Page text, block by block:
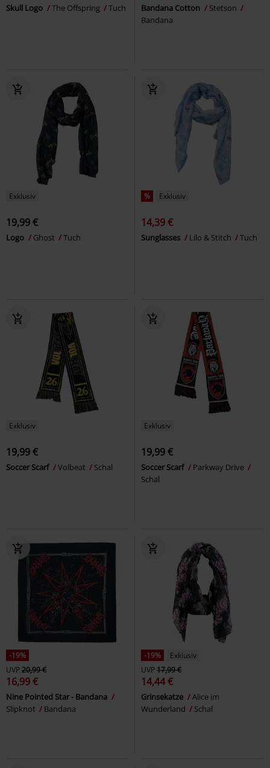
Skull Logo The Offspring Tuch Bandana Cotton
Stetson
Bandana
Exklusiv
19,99 €
Logo Ghost Tuch
% Exklusiv
14,39 €
Sunglasses Lilo & Stitch Tuch
Exklusiv
19,99 €
Soccer Scarf Volbeat Schal
Exklusiv
19,99 €
Soccer Scarf
Parkway Drive
Schal
-19%
UVP20,99 €
16,99 €
Nine Pointed Star - Bandana
Slipknot
Bandana
-19%
Exklusiv
UVP17,99 €
14,44 €
Grinsekatze
Alice im
Wunderland
Schal